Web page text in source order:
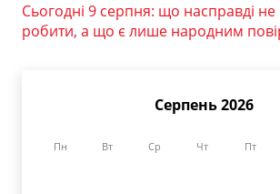
Сьогодні 9 серпня: що насправді
робити, а що є лише народним
Серпень 2026
Пн Вт Ср Чт Пт